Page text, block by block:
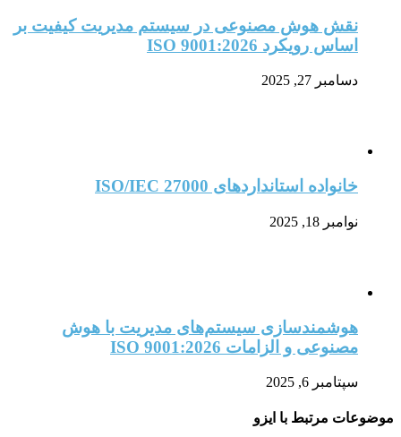
نقش هوش مصنوعی در سیستم مدیریت کیفیت بر
اساس رویکرد ISO 9001:2026
دسامبر 27, 2025
خانواده استانداردهای ISO/IEC 27000
نوامبر 18, 2025
هوشمندسازی سیستم‌های مدیریت با هوش
مصنوعی و الزامات ISO 9001:2026
سپتامبر 6, 2025
موضوعات مرتبط با ایزو